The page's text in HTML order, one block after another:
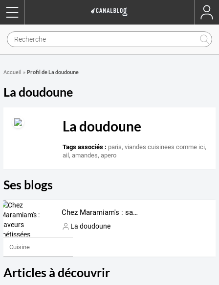
Accueil » Profil de La doudoune
La doudoune
La doudoune
Tags associés : paris,viandes cuisinees comme ici,
ail,amandes,apero
Ses blogs
Chez Maramiam's : saveurs métissées
La doudoune
Cuisine
Articles à découvrir